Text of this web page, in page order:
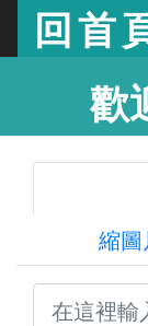
回首
歡
縮圖